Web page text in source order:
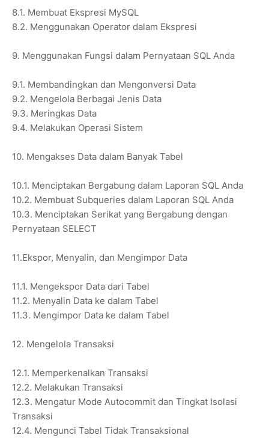
8.1. Membuat Ekspresi MySQL
8.2. Menggunakan Operator dalam Ekspresi
9. Menggunakan Fungsi dalam Pernyataan SQL Anda
9.1. Membandingkan dan Mengonversi Data
9.2. Mengelola Berbagai Jenis Data
9.3. Meringkas Data
9.4. Melakukan Operasi Sistem
10. Mengakses Data dalam Banyak Tabel
10.1. Menciptakan Bergabung dalam Laporan SQL Anda
10.2. Membuat Subqueries dalam Laporan SQL Anda
10.3. Menciptakan Serikat yang Bergabung dengan
Pernyataan SELECT
11.Ekspor, Menyalin, dan Mengimpor Data
11.1. Mengekspor Data dari Tabel
11.2. Menyalin Data ke dalam Tabel
11.3. Mengimpor Data ke dalam Tabel
12. Mengelola Transaksi
12.1. Memperkenalkan Transaksi
12.2. Melakukan Transaksi
12.3. Mengatur Mode Autocommit dan Tingkat Isolasi
Transaksi
12.4. Mengunci Tabel Tidak Transaksional